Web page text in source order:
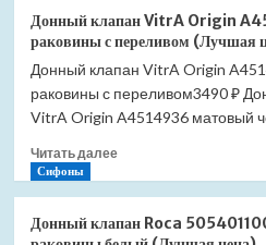
Донный
клапан
сифона
AlcaPlast
A390
click/clack
цена)
Донный клапан VitrA Origin
раковины с переливом (Лучшая
Донный клапан VitrA Origin
раковины с переливом3490 ₽
VitrA Origin A4514936 матовый
Читать далееПрочитать
клапан
Сифоны
Донный клапан Roca